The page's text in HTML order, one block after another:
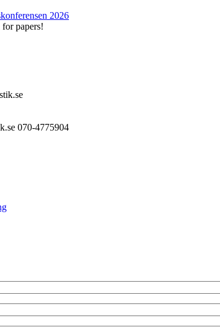
2026
papers!
070-4775904